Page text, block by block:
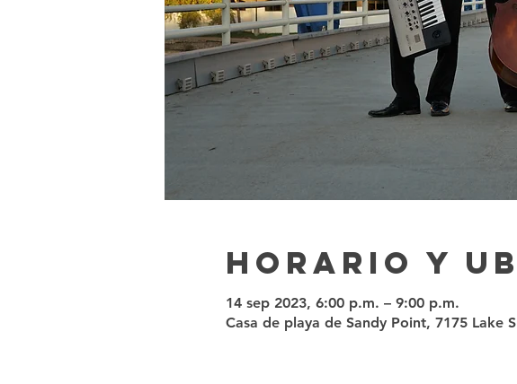
Horario y
14 sep 2023, 6:00 p.m. – 9:00 p.m.
Casa de playa de Sandy Point, 7175 Lake